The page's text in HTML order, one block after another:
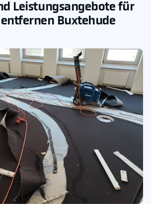
Leistungsangebote für
entfernen Buxtehude